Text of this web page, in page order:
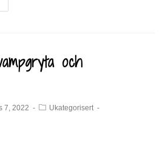
och
7, 2022
Ukategorisert